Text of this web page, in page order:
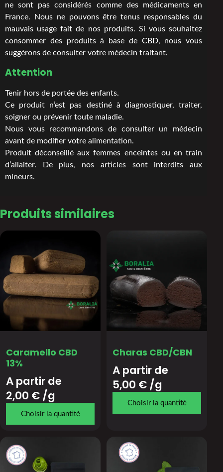
ne sont pas considérés comme des médicaments en
France. Nous ne pouvons être tenus responsables du
mauvais usage fait de nos produits. Si vous souhaitez
consommer des produits à base de CBD, nous vous
suggérons de consulter votre médecin traitant.
Attention
Tenir hors de portée des enfants.
Ce produit n’est pas destiné à diagnostiquer, traiter,
soigner ou prévenir toute maladie.
Nous vous recommandons de consulter un médecin
avant de modifier votre alimentation.
Produit déconseillé aux femmes enceintes ou en train
d’allaiter. De plus, nos articles sont interdits aux
mineurs.
Produits similaires
Caramello CBD
13%
A partir de
2,00 €/g
Choisir la quantité
Charas CBD/CBN
A partir de
5,00 €/g
Choisir la quantité